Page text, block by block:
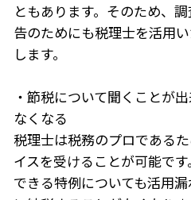
ともあります。そのため、
告のためにも税理士を活用
します。
・節税について聞くことが
なくなる
税理士は税務のプロである
イスを受けることが可能で
できる特例についても活用